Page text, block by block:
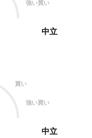
強い買い
中立
買い
強い買い
中立